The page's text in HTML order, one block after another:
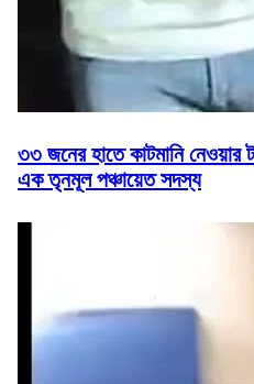
৩৩ জনের হাতে কাটমানি নেওয়ার
এক তৃনমূল পঞ্চায়েত সদস্য